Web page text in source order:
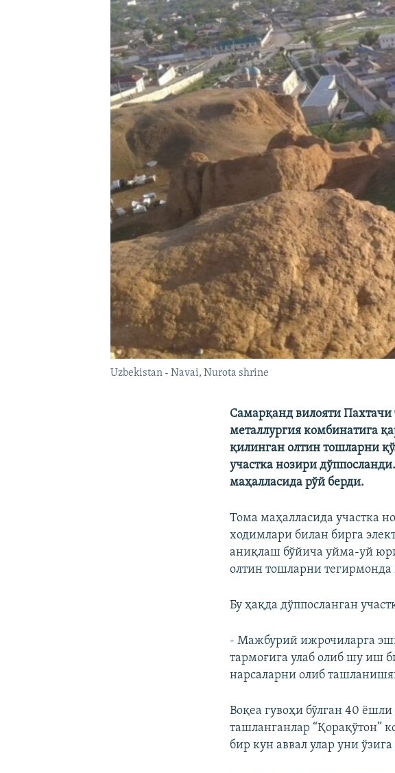
Uzbekistan - Navai, Nurota shrine
Самарқанд вилояти
металлургия комбинатига
қилинган олтин тошларни
участка нозири
маҳалласида рўй берди.
Тома маҳалласида участка
ходимлари билан бирга
аниқлаш бўйича уйма-уй
олтин тошларни
Бу ҳақда дўппосланган
- Мажбурий ижрочиларга
тармоғига улаб олиб шу иш
нарсаларни олиб
Воқеа гувоҳи бўлган 40
ташланганлар “Қорақўтон”
бир кун аввал улар уни